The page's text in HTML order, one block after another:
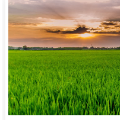
chỉ chiếm được 10-